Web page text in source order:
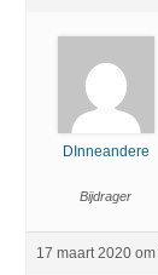
DInneandere
Bijdrager
17 maart 2020